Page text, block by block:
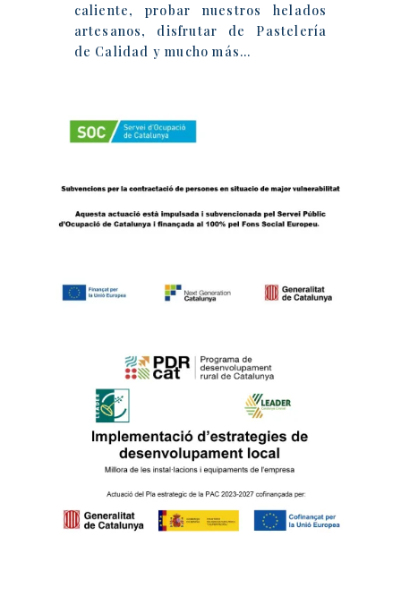
caliente, probar nuestros helados
artesanos, disfrutar de Pastelería
de Calidad y mucho más…